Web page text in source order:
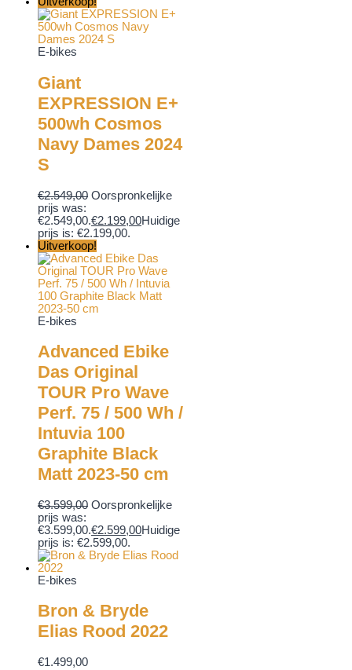
E-bikes
Giant
EXPRESSION E+
500wh Cosmos
Navy Dames 2024
S
€2.549,00 Oorspronkelijke
prijs was:
€2.549,00.€2.199,00Huidige
prijs is: €2.199,00.
Uitverkoop!
E-bikes
Advanced Ebike
Das Original
TOUR Pro Wave
Perf. 75 / 500 Wh /
Intuvia 100
Graphite Black
Matt 2023-50 cm
€3.599,00 Oorspronkelijke
prijs was:
€3.599,00.€2.599,00Huidige
prijs is: €2.599,00.
E-bikes
Bron & Bryde
Elias Rood 2022
€1.499,00